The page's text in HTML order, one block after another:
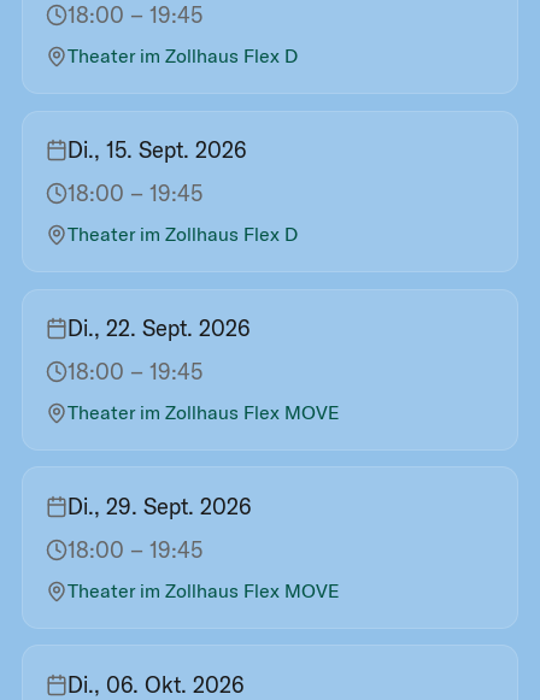
18:00 – 19:45
Theater im Zollhaus Flex D
Di., 15. Sept. 2026
18:00 – 19:45
Theater im Zollhaus Flex D
Di., 22. Sept. 2026
18:00 – 19:45
Theater im Zollhaus Flex MOVE
Di., 29. Sept. 2026
18:00 – 19:45
Theater im Zollhaus Flex MOVE
Di., 06. Okt. 2026